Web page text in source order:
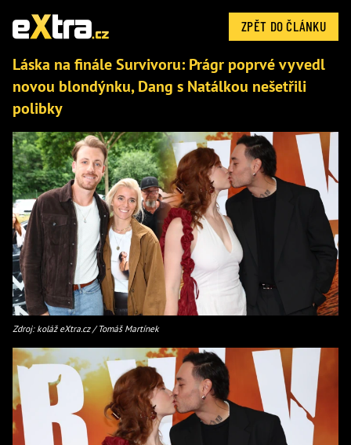
ZPĚT DO ČLÁNKU
Láska na finále Survivoru: Prágr poprvé vyvedl
novou blondýnku, Dang s Natálkou nešetřili
polibky
Zdroj: koláž eXtra.cz / Tomáš Martínek